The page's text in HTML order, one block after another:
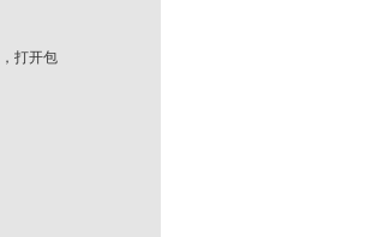
打开包